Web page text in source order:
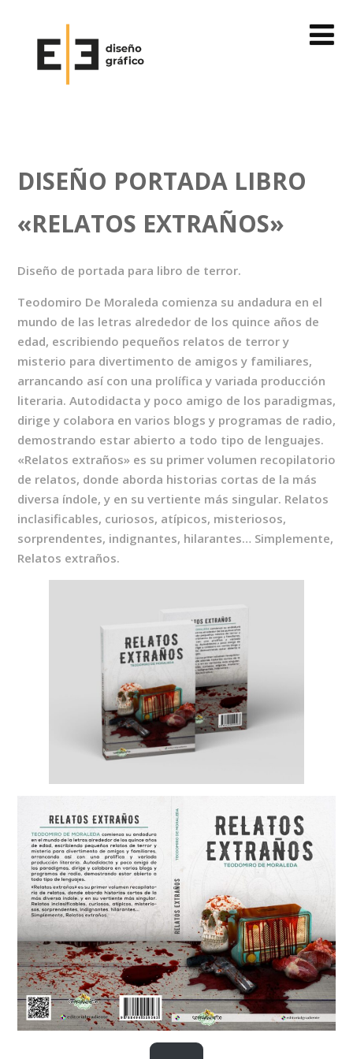
DISEÑO PORTADA LIBRO
«RELATOS EXTRAÑOS»
Diseño de portada para libro de terror.
Teodomiro De Moraleda comienza su andadura en el
mundo de las letras alrededor de los quince años de
edad, escribiendo pequeños relatos de terror y
misterio para divertimento de amigos y familiares,
arrancando así con una prolífica y variada producción
literaria. Autodidacta y poco amigo de los paradigmas,
dirige y colabora en varios blogs y programas de radio,
demostrando estar abierto a todo tipo de lenguajes.
«Relatos extraños» es su primer volumen recopilatorio
de relatos, donde aborda historias cortas de la más
diversa índole, y en su vertiente más singular. Relatos
inclasificables, curiosos, atípicos, misteriosos,
sorprendentes, indignantes, hilarantes… Simplemente,
Relatos extraños.